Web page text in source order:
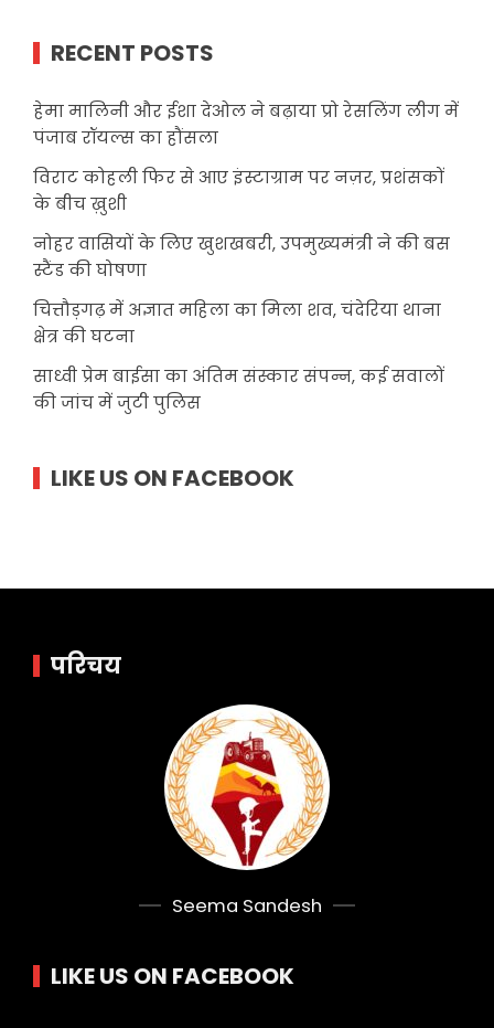
RECENT POSTS
हेमा मालिनी और ईशा देओल ने बढ़ाया प्रो रेसलिंग लीग में
पंजाब रॉयल्स का हौंसला
विराट कोहली फिर से आए इंस्टाग्राम पर नज़र, प्रशंसकों
के बीच ख़ुशी
नोहर वासियों के लिए खुशखबरी, उपमुख्यमंत्री ने की बस
स्टैंड की घोषणा
चित्तौड़गढ़ में अज्ञात महिला का मिला शव, चंदेरिया थाना
क्षेत्र की घटना
साध्वी प्रेम बाईसा का अंतिम संस्कार संपन्न, कई सवालों
की जांच में जुटी पुलिस
LIKE US ON FACEBOOK
परिचय
Seema Sandesh
LIKE US ON FACEBOOK